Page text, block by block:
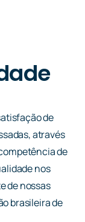
de
através
de
nos
de nossas
brasileira de